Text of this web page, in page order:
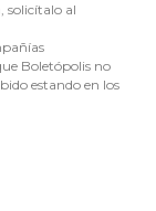
solicítalo al
Boletópolis no
estando en los